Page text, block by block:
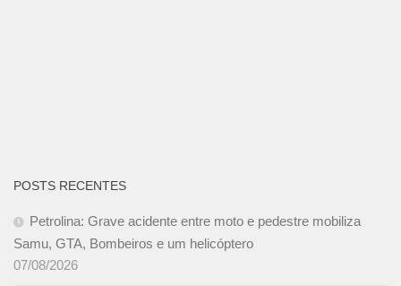
POSTS RECENTES
Petrolina: Grave acidente entre moto e pedestre mobiliza
Samu, GTA, Bombeiros e um helicóptero
07/08/2026